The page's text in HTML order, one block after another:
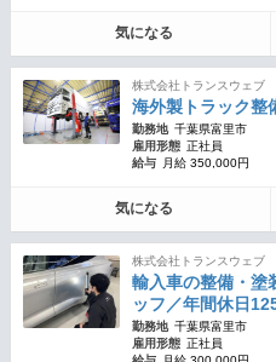
気になる
株式会社トランスウェブ
海外製トラック整
勤務地 千葉県富里市
雇用形態 正社員
給与
月給 350,000円
気になる
株式会社トランスウェブ
輸入車の整備・塗
ッフ／年間休日
勤務地 千葉県富里市
雇用形態 正社員